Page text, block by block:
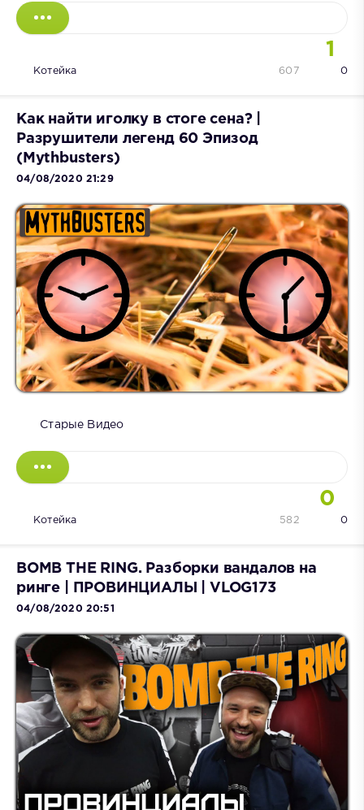
1
Котейка 0
607
Как найти иголку в стоге сена? |
Разрушители легенд 60 Эпизод
(Mythbusters)
04/08/2020 21:29
Старые Видео
0
Котейка 0
582
BOMB THE RING. Разборки вандалов на
ринге | ПРОВИНЦИАЛЫ | VLOG173
04/08/2020 20:51